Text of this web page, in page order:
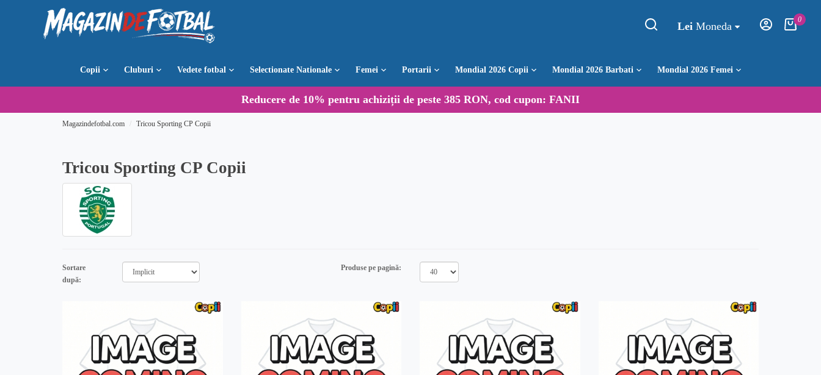
Lei Moneda
0
Copii Cluburi Vedete fotbal Selectionate Nationale Femei Portarii Mondial 2026 Copii Mondial 2026 Barbati Mondial 2026 Femei
Reducere de 10% pentru achiziții de peste 385 RON, cod cupon: FANII
Magazindefotbal.com Tricou Sporting CP Copii
Tricou Sporting CP Copii
Sortare
după:
Produse pe pagină: